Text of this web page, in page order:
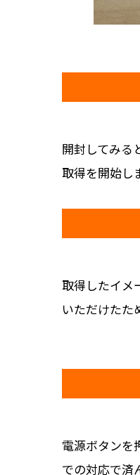
開封してみる
取得を開始し
取得したイメ
いただけたた
電源ボタンを
での対応で済